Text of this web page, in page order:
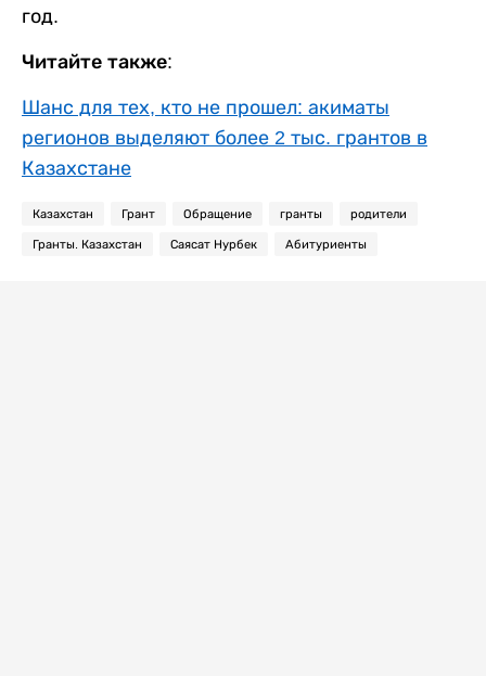
год.
Читайте также:
Шанс для тех, кто не прошел: акиматы
регионов выделяют более 2 тыс. грантов в
Казахстане
Казахстан Грант Обращение гранты родители
Гранты. Казахстан Саясат Нурбек Абитуриенты